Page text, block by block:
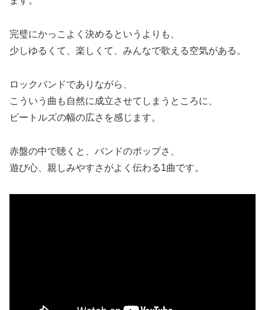
完璧にかっこよく決めるというよりも、
少しゆるくて、楽しくて、みんなで歌える空気がある。
ロックバンドでありながら、
こういう曲も自然に成立させてしまうところに、
ビートルズの幅の広さを感じます。
赤盤の中で聴くと、バンドのポップさ、
遊び心、親しみやすさがよく伝わる1曲です。